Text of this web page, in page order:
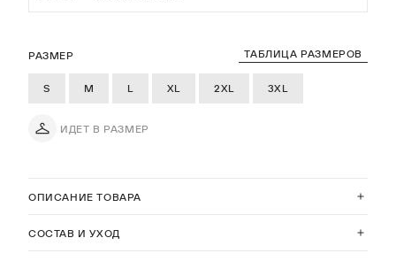
ОПИСАНИЕ ТОВАРА
СОСТАВ И УХОД
РАЗМЕР ТАБЛИЦА РАЗМЕРОВ
S M L XL 2XL 3XL
ИДЕТ В РАЗМЕР